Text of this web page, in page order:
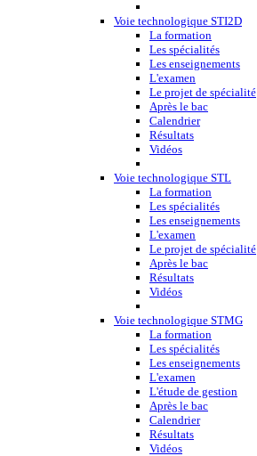
Voie technologique STI2D
La formation
Les spécialités
Les enseignements
L'examen
Le projet de spécialité
Après le bac
Calendrier
Résultats
Vidéos
Voie technologique STL
La formation
Les spécialités
Les enseignements
L'examen
Le projet de spécialité
Après le bac
Résultats
Vidéos
Voie technologique STMG
La formation
Les spécialités
Les enseignements
L'examen
L'étude de gestion
Après le bac
Calendrier
Résultats
Vidéos